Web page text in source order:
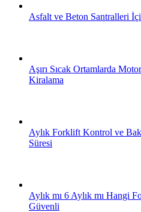
Asfalt ve Beton Santralleri
Aşırı Sıcak Ortamlarda
Kiralama
Aylık Forklift Kontrol ve
Süresi
Aylık mı 6 Aylık mı Hangi
Güvenli